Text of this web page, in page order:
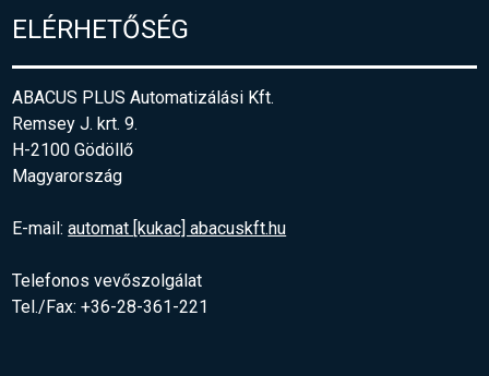
ELÉRHETŐSÉG
ABACUS PLUS Automatizálási Kft.
Remsey J. krt. 9.
H-2100 Gödöllő
Magyarország
E-mail:automat [kukac] abacuskft.hu
Telefonos vevőszolgálat
Tel./Fax: +36-28-361-221